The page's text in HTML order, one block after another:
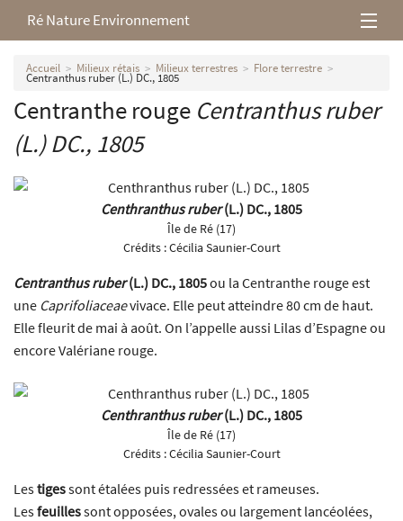
Ré Nature Environnement
L’association
Milieux rétais
Nos parutions
Accueil Milieux rétais Milieux terrestres Flore terrestre
Centranthus ruber (L.) DC., 1805
Centranthe rouge Centranthus ruber
(L.) DC., 1805
Centhranthus ruber(L.) DC., 1805
Île de Ré (17)
Crédits :Cécilia Saunier-Court
Centranthus ruber(L.) DC., 1805ou la Centranthe rouge est
une Caprifoliaceaevivace. Elle peut atteindre 80 cm de haut.
Elle fleurit de mai à août. On l’appelle aussi Lilas d’Espagne ou
encore Valériane rouge.
Centhranthus ruber(L.) DC., 1805
Île de Ré (17)
Crédits :Cécilia Saunier-Court
Lestigessont étalées puis redressées et rameuses.
Lesfeuillessont opposées, ovales ou largement lancéolées,